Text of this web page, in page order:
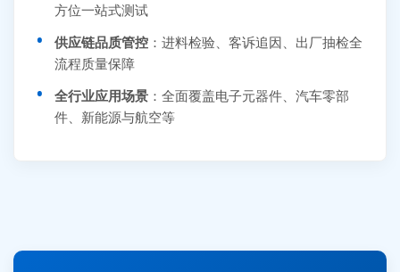
方位一站式测试
供应链品质管控 ：进料检验、客诉追因、出厂抽检全
流程质量保障
全行业应用场景 ：全面覆盖电子元器件、汽车零部
件、新能源与航空等